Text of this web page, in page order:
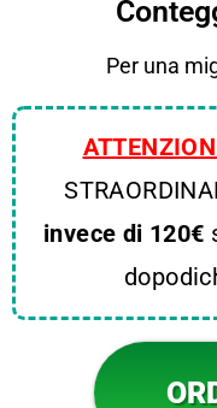
Per una
invece di 120€